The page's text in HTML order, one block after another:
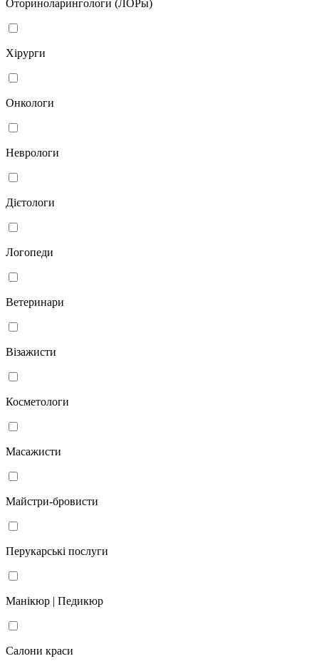
Оториноларингологи (ЛОРы)
Хірурги
Онкологи
Неврологи
Дієтологи
Логопеди
Ветеринари
Візажисти
Косметологи
Масажисти
Майстри-бровисти
Перукарські послуги
Манікюр | Педикюр
Салони краси